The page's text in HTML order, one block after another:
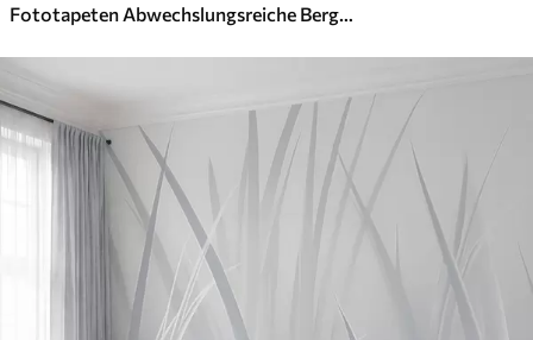
Fototapeten Abwechslungsreiche Berglandschaft